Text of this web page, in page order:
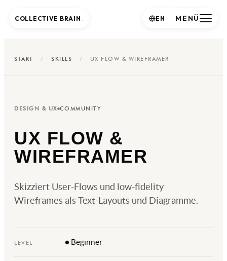
START / SKILLS / UX FLOW & WIREFRAMER
DESIGN & UX COMMUNITY
UX FLOW &
WIREFRAMER
Skizziert User-Flows und low-fidelity
Wireframes als Text-Layouts und Diagramme.
LEVEL ● Beginner
COLLECTIVE BRAIN . MENÜ
EN